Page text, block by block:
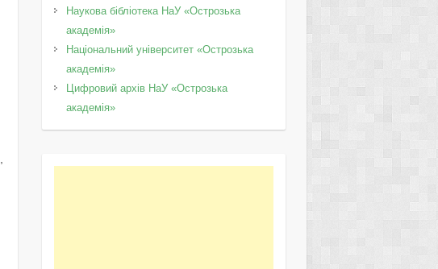
Наукова бібліотека НаУ «Острозька
академія»
Національний університет «Острозька
академія»
Цифровий архів НаУ «Острозька
академія»